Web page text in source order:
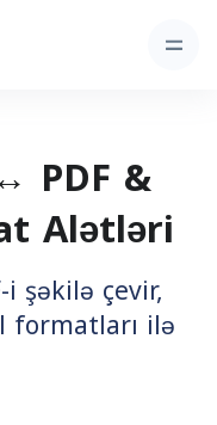
PDF &
Alətləri
i şəkilə çevir,
formatları ilə